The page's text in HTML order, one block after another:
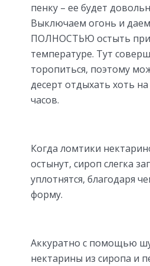
пенку – ее будет
Выключаем огонь и
ПОЛНОСТЬЮ остыть
температуре. Тут
торопиться, поэтому
десерт отдыхать хоть
часов.
Когда ломтики
остынут, сироп слегка
уплотнятся, благодаря
форму.
Аккуратно с помощью
нектарины из сиропа и